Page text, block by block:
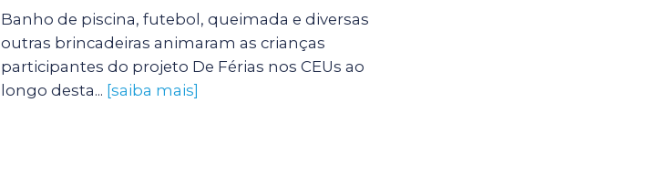
Banho de piscina, futebol, queimada e diversas
outras brincadeiras animaram as crianças
participantes do projeto De Férias nos CEUs ao
longo desta... [saiba mais]